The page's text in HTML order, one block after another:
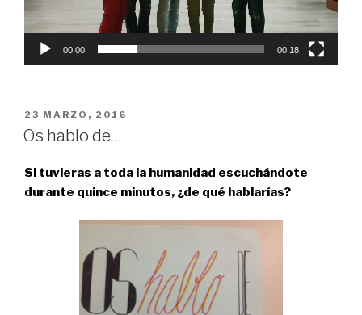
00:00 00:18
PUBLICADO
EN
23 MARZO, 2016
Os hablo de…
Si tuvieras a toda la humanidad escuchándote
durante quince minutos, ¿de qué hablarías?